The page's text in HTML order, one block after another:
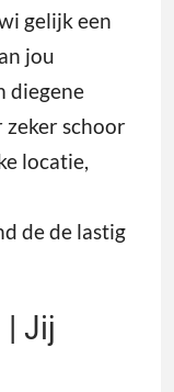
gelijk een
jou
diegene
zeker schoor
locatie,
de de lastig
| Jij